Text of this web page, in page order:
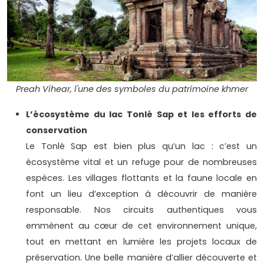
Preah Vihear, l'une des symboles du patrimoine khmer
L’écosystème du lac Tonlé Sap et les efforts de
conservation
Le Tonlé Sap est bien plus qu’un lac : c’est un
écosystème vital et un refuge pour de nombreuses
espèces. Les villages flottants et la faune locale en
font un lieu d’exception à découvrir de manière
responsable. Nos circuits authentiques vous
emmènent au cœur de cet environnement unique,
tout en mettant en lumière les projets locaux de
préservation. Une belle manière d’allier découverte et